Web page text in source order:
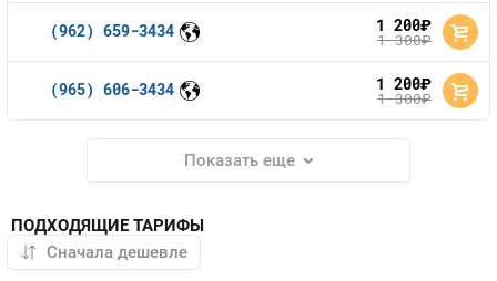
(962) 659-3434 1 200руб.
1 300руб.
(965) 606-3434 1 200руб.
1 300руб.
Показать еще
ПОДХОДЯЩИЕ ТАРИФЫ